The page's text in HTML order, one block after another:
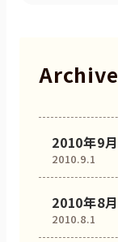
Archive
2010.9.1
2010年9月
2010.8.1
2010年8月